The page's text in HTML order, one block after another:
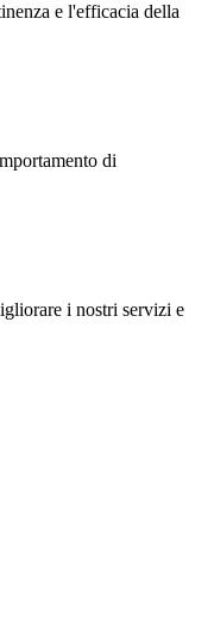
e l'efficacia della
di
i nostri servizi e